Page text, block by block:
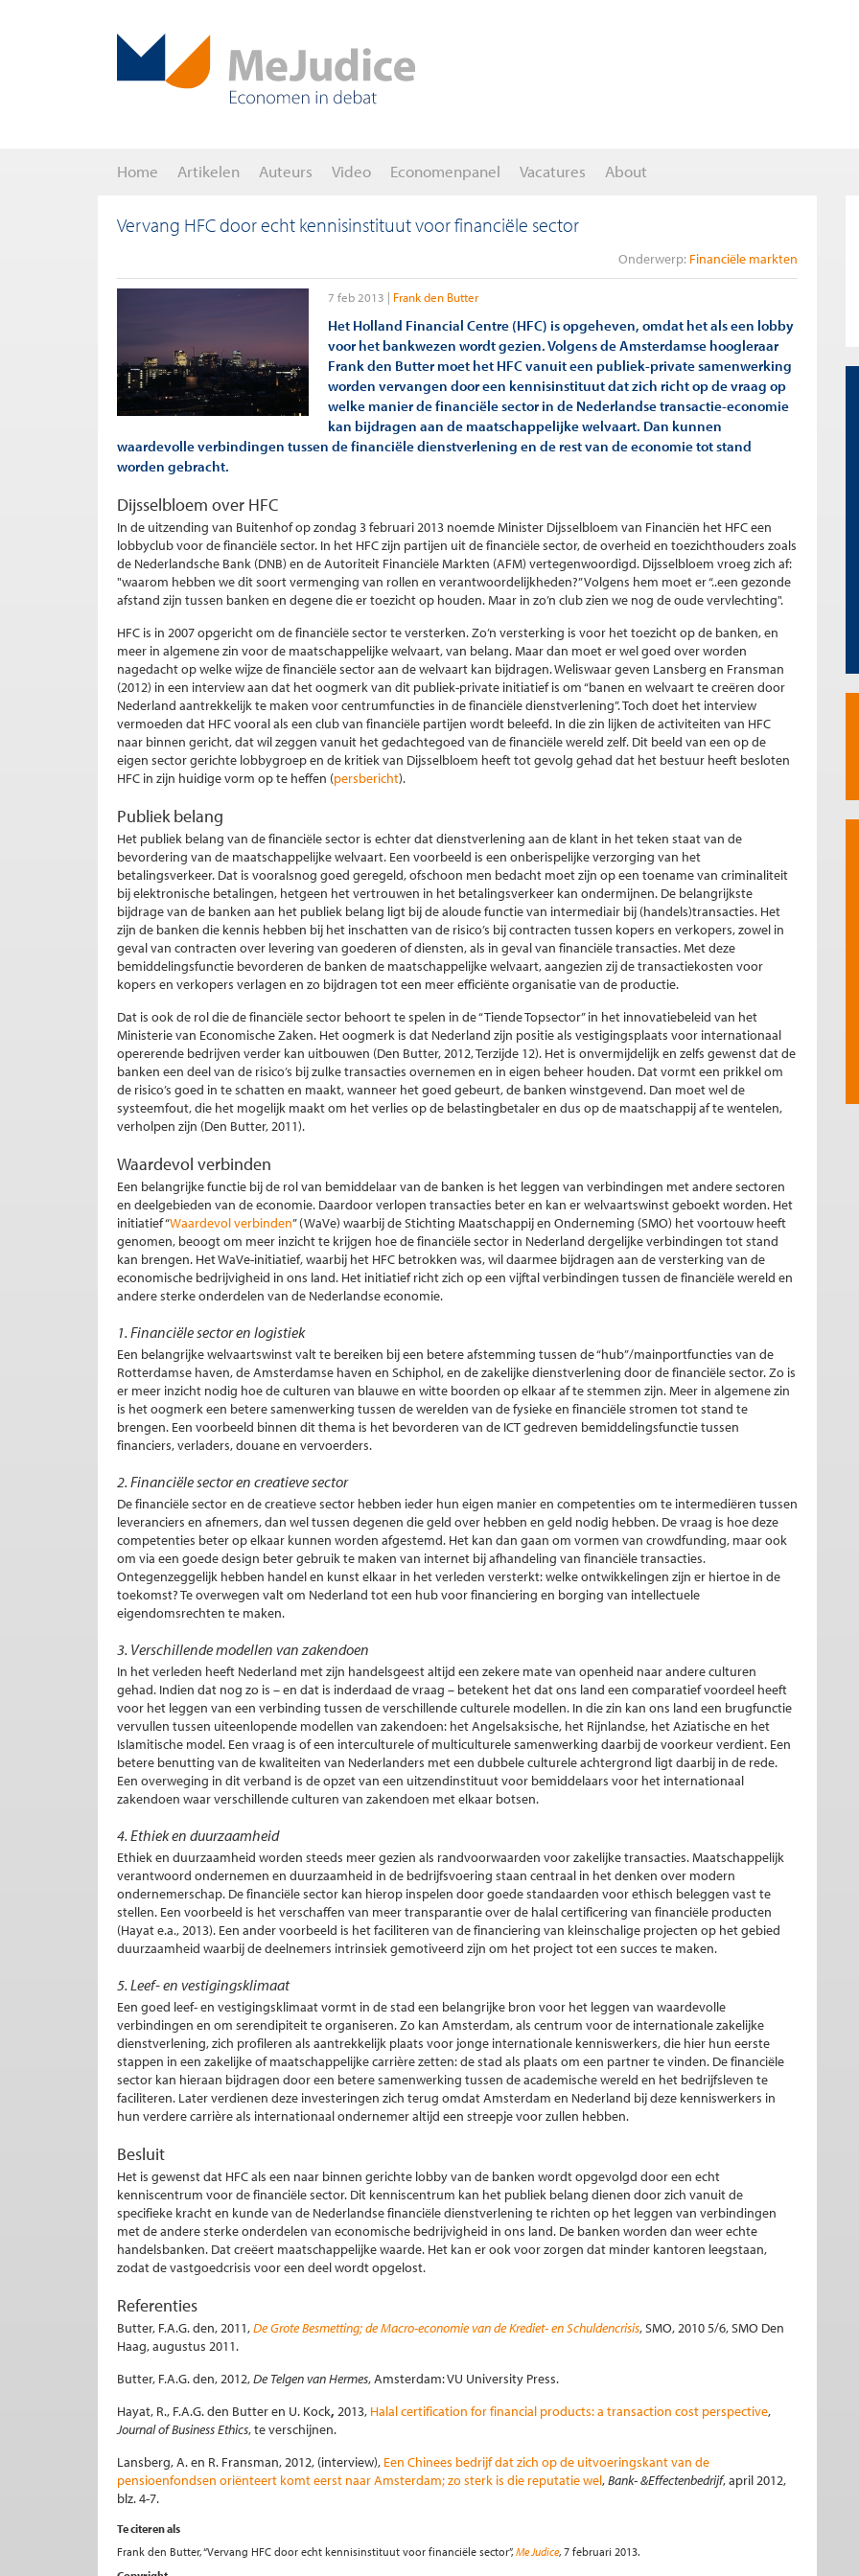
Home Artikelen Auteurs Video Economenpanel Vacatures About
Vervang HFC door echt kennisinstituut voor financiële sector
Onderwerp: Financiële markten
7 feb 2013 Frank den Butter
Het Holland Financial Centre (HFC) is opgeheven, omdat het als een lobby
voor het bankwezen wordt gezien. Volgens de Amsterdamse hoogleraar
Frank den Butter moet het HFC vanuit een publiek-private samenwerking
worden vervangen door een kennisinstituut dat zich richt op de vraag op
welke manier de financiële sector in de Nederlandse transactie-economie
kan bijdragen aan de maatschappelijke welvaart. Dan kunnen
waardevolle verbindingen tussen de financiële dienstverlening en de rest van de economie tot stand
worden gebracht.
Dijsselbloem over HFC
In de uitzending van Buitenhof op zondag 3 februari 2013 noemde Minister Dijsselbloem van Financiën het HFC een
lobbyclub voor de financiële sector. In het HFC zijn partijen uit de financiële sector, de overheid en toezichthouders zoals
de Nederlandsche Bank (DNB) en de Autoriteit Financiële Markten (AFM) vertegenwoordigd. Dijsselbloem vroeg zich af:
"waarom hebben we dit soort vermenging van rollen en verantwoordelijkheden?” Volgens hem moet er “..een gezonde
afstand zijn tussen banken en degene die er toezicht op houden. Maar in zo’n club zien we nog de oude vervlechting".
HFC is in 2007 opgericht om de financiële sector te versterken. Zo’n versterking is voor het toezicht op de banken, en
meer in algemene zin voor de maatschappelijke welvaart, van belang. Maar dan moet er wel goed over worden
nagedacht op welke wijze de financiële sector aan de welvaart kan bijdragen. Weliswaar geven Lansberg en Fransman
(2012) in een interview aan dat het oogmerk van dit publiek-private initiatief is om “banen en welvaart te creëren door
Nederland aantrekkelijk te maken voor centrumfuncties in de financiële dienstverlening”. Toch doet het interview
vermoeden dat HFC vooral als een club van financiële partijen wordt beleefd. In die zin lijken de activiteiten van HFC
naar binnen gericht, dat wil zeggen vanuit het gedachtegoed van de financiële wereld zelf. Dit beeld van een op de
eigen sector gerichte lobbygroep en de kritiek van Dijsselbloem heeft tot gevolg gehad dat het bestuur heeft besloten
HFC in zijn huidige vorm op te heffen (persbericht).
Publiek belang
Het publiek belang van de financiële sector is echter dat dienstverlening aan de klant in het teken staat van de
bevordering van de maatschappelijke welvaart. Een voorbeeld is een onberispelijke verzorging van het
betalingsverkeer. Dat is vooralsnog goed geregeld, ofschoon men bedacht moet zijn op een toename van criminaliteit
bij elektronische betalingen, hetgeen het vertrouwen in het betalingsverkeer kan ondermijnen. De belangrijkste
bijdrage van de banken aan het publiek belang ligt bij de aloude functie van intermediair bij (handels)transacties. Het
zijn de banken die kennis hebben bij het inschatten van de risico’s bij contracten tussen kopers en verkopers, zowel in
geval van contracten over levering van goederen of diensten, als in geval van financiële transacties. Met deze
bemiddelingsfunctie bevorderen de banken de maatschappelijke welvaart, aangezien zij de transactiekosten voor
kopers en verkopers verlagen en zo bijdragen tot een meer efficiënte organisatie van de productie.
Dat is ook de rol die de financiële sector behoort te spelen in de “Tiende Topsector” in het innovatiebeleid van het
Ministerie van Economische Zaken. Het oogmerk is dat Nederland zijn positie als vestigingsplaats voor internationaal
opererende bedrijven verder kan uitbouwen (Den Butter, 2012, Terzijde 12). Het is onvermijdelijk en zelfs gewenst dat de
banken een deel van de risico’s bij zulke transacties overnemen en in eigen beheer houden. Dat vormt een prikkel om
de risico’s goed in te schatten en maakt, wanneer het goed gebeurt, de banken winstgevend. Dan moet wel de
systeemfout, die het mogelijk maakt om het verlies op de belastingbetaler en dus op de maatschappij af te wentelen,
verholpen zijn (Den Butter, 2011).
Waardevol verbinden
Een belangrijke functie bij de rol van bemiddelaar van de banken is het leggen van verbindingen met andere sectoren
en deelgebieden van de economie. Daardoor verlopen transacties beter en kan er welvaartswinst geboekt worden. Het
initiatief “Waardevol verbinden” (WaVe) waarbij de Stichting Maatschappij en Onderneming (SMO) het voortouw heeft
genomen, beoogt om meer inzicht te krijgen hoe de financiële sector in Nederland dergelijke verbindingen tot stand
kan brengen. Het WaVe-initiatief, waarbij het HFC betrokken was, wil daarmee bijdragen aan de versterking van de
economische bedrijvigheid in ons land. Het initiatief richt zich op een vijftal verbindingen tussen de financiële wereld en
andere sterke onderdelen van de Nederlandse economie.
1. Financiële sector en logistiek
Een belangrijke welvaartswinst valt te bereiken bij een betere afstemming tussen de “hub”/mainportfuncties van de
Rotterdamse haven, de Amsterdamse haven en Schiphol, en de zakelijke dienstverlening door de financiële sector. Zo is
er meer inzicht nodig hoe de culturen van blauwe en witte boorden op elkaar af te stemmen zijn. Meer in algemene zin
is het oogmerk een betere samenwerking tussen de werelden van de fysieke en financiële stromen tot stand te
brengen. Een voorbeeld binnen dit thema is het bevorderen van de ICT gedreven bemiddelingsfunctie tussen
financiers, verladers, douane en vervoerders.
2. Financiële sector en creatieve sector
De financiële sector en de creatieve sector hebben ieder hun eigen manier en competenties om te intermediëren tussen
leveranciers en afnemers, dan wel tussen degenen die geld over hebben en geld nodig hebben. De vraag is hoe deze
competenties beter op elkaar kunnen worden afgestemd. Het kan dan gaan om vormen van crowdfunding, maar ook
om via een goede design beter gebruik te maken van internet bij afhandeling van financiële transacties.
Ontegenzeggelijk hebben handel en kunst elkaar in het verleden versterkt: welke ontwikkelingen zijn er hiertoe in de
toekomst? Te overwegen valt om Nederland tot een hub voor financiering en borging van intellectuele
eigendomsrechten te maken.
3. Verschillende modellen van zakendoen
In het verleden heeft Nederland met zijn handelsgeest altijd een zekere mate van openheid naar andere culturen
gehad. Indien dat nog zo is – en dat is inderdaad de vraag – betekent het dat ons land een comparatief voordeel heeft
voor het leggen van een verbinding tussen de verschillende culturele modellen. In die zin kan ons land een brugfunctie
vervullen tussen uiteenlopende modellen van zakendoen: het Angelsaksische, het Rijnlandse, het Aziatische en het
Islamitische model. Een vraag is of een interculturele of multiculturele samenwerking daarbij de voorkeur verdient. Een
betere benutting van de kwaliteiten van Nederlanders met een dubbele culturele achtergrond ligt daarbij in de rede.
Een overweging in dit verband is de opzet van een uitzendinstituut voor bemiddelaars voor het internationaal
zakendoen waar verschillende culturen van zakendoen met elkaar botsen.
4. Ethiek en duurzaamheid
Ethiek en duurzaamheid worden steeds meer gezien als randvoorwaarden voor zakelijke transacties. Maatschappelijk
verantwoord ondernemen en duurzaamheid in de bedrijfsvoering staan centraal in het denken over modern
ondernemerschap. De financiële sector kan hierop inspelen door goede standaarden voor ethisch beleggen vast te
stellen. Een voorbeeld is het verschaffen van meer transparantie over de halal certificering van financiële producten
(Hayat e.a., 2013). Een ander voorbeeld is het faciliteren van de financiering van kleinschalige projecten op het gebied
duurzaamheid waarbij de deelnemers intrinsiek gemotiveerd zijn om het project tot een succes te maken.
5. Leef- en vestigingsklimaat
Een goed leef- en vestigingsklimaat vormt in de stad een belangrijke bron voor het leggen van waardevolle
verbindingen en om serendipiteit te organiseren. Zo kan Amsterdam, als centrum voor de internationale zakelijke
dienstverlening, zich profileren als aantrekkelijk plaats voor jonge internationale kenniswerkers, die hier hun eerste
stappen in een zakelijke of maatschappelijke carrière zetten: de stad als plaats om een partner te vinden. De financiële
sector kan hieraan bijdragen door een betere samenwerking tussen de academische wereld en het bedrijfsleven te
faciliteren. Later verdienen deze investeringen zich terug omdat Amsterdam en Nederland bij deze kenniswerkers in
hun verdere carrière als internationaal ondernemer altijd een streepje voor zullen hebben.
Besluit
Het is gewenst dat HFC als een naar binnen gerichte lobby van de banken wordt opgevolgd door een echt
kenniscentrum voor de financiële sector. Dit kenniscentrum kan het publiek belang dienen door zich vanuit de
specifieke kracht en kunde van de Nederlandse financiële dienstverlening te richten op het leggen van verbindingen
met de andere sterke onderdelen van economische bedrijvigheid in ons land. De banken worden dan weer echte
handelsbanken. Dat creëert maatschappelijke waarde. Het kan er ook voor zorgen dat minder kantoren leegstaan,
zodat de vastgoedcrisis voor een deel wordt opgelost.
Referenties
Butter, F.A.G. den, 2011,De Grote Besmetting; de Macro-economie van de Krediet- en Schuldencrisis, SMO, 2010 5/6, SMO Den
Haag, augustus 2011.
Butter, F.A.G. den, 2012,De Telgen van Hermes, Amsterdam: VU University Press.
Hayat, R., F.A.G. den Butter en U. Kock, 2013, Halal certification for financial products: a transaction cost perspective,
Journal of Business Ethics, te verschijnen.
Lansberg, A. en R. Fransman, 2012, (interview), Een Chinees bedrijf dat zich op de uitvoeringskant van de
pensioenfondsen oriënteert komt eerst naar Amsterdam; zo sterk is die reputatie wel,Bank- &Effectenbedrijf, april 2012,
blz. 4-7.
Te citeren als
Frank den Butter, “Vervang HFC door echt kennisinstituut voor financiële sector”, Me Judice, 7 februari 2013.